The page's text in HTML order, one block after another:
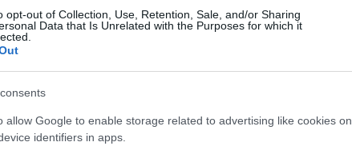
opt-out of Collection, Use, Retention, Sale, and/or Sharing
Data that Is Unrelated with the Purposes for which it
allow Google to enable storage related to advertising like cookies on
identifiers in apps.
(1,048,576 x 699,051)
)